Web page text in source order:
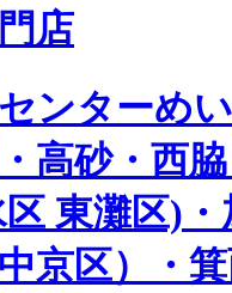
店
ンターめ
高砂・西
区 東灘区)
京区）・